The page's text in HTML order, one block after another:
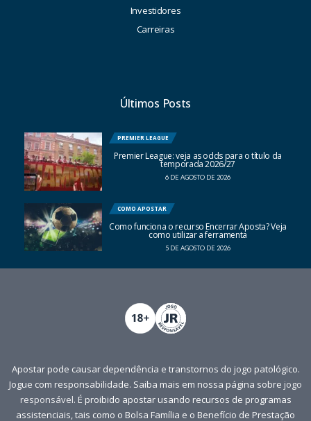
Investidores
Carreiras
Últimos Posts
PREMIER LEAGUE
Premier League: veja as odds para o título da
temporada 2026/27
6 DE AGOSTO DE 2026
COMO APOSTAR
Como funciona o recurso Encerrar Aposta? Veja
como utilizar a ferramenta
5 DE AGOSTO DE 2026
Apostar pode causar dependência e transtornos do jogo patológico.
Jogue com responsabilidade. Saiba mais em nossa página sobre jogo
responsável. É proibido apostar usando recursos de programas
assistenciais, tais como o Bolsa Família e o Benefício de Prestação